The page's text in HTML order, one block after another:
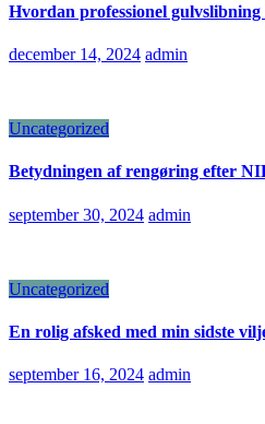
Hvordan professionel
december 14, 2024 admin
Uncategorized
Betydningen af rengøring efter
september 30, 2024 admin
Uncategorized
En rolig afsked med min sidste
september 16, 2024 admin